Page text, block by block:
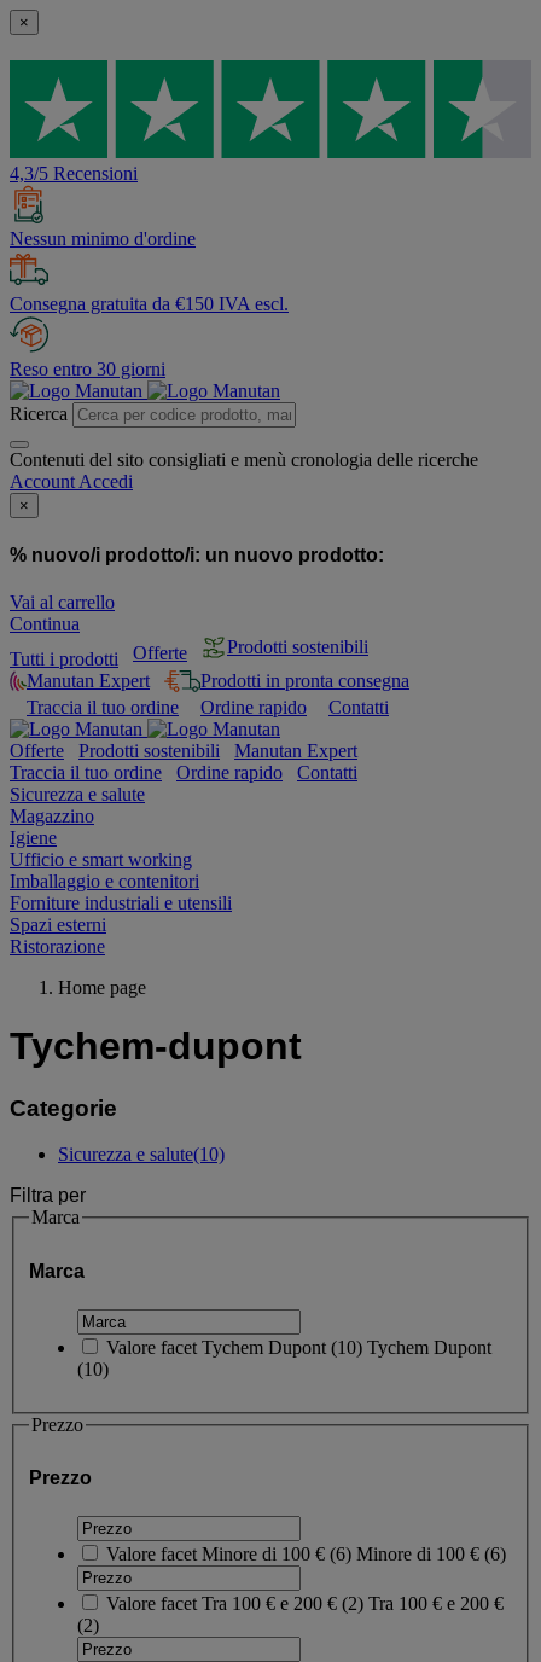
×
4,3/5 Recensioni
Nessun minimo d'ordine
Consegna gratuita da €150 IVA escl.
Reso entro 30 giorni
Ricerca
Contenuti del sito consigliati e menù cronologia delle ricerche
Account Accedi
×
% nuovo/i prodotto/i: un nuovo prodotto:
Vai al carrello
Continua
Tutti i prodotti
Offerte
Prodotti sostenibili
Manutan Expert
Prodotti in pronta consegna
Traccia il tuo ordine
Ordine rapido Contatti
Offerte Prodotti sostenibili
Manutan Expert
Traccia il tuo ordine
Ordine rapido
Contatti
Sicurezza e salute
Magazzino
Igiene
Ufficio e smart working
Imballaggio e contenitori
Forniture industriali e utensili
Spazi esterni
Ristorazione
Home page
Tychem-dupont
Categorie
Sicurezza e salute(10)
Filtra per
Marca
Marca
Valore facet Tychem Dupont (10) Tychem Dupont
(10)
Prezzo
Prezzo
Valore facet Minore di 100 € (6) Minore di 100 € (6)
Valore facet Tra 100 € e 200 € (2) Tra 100 € e 200 €
(2)